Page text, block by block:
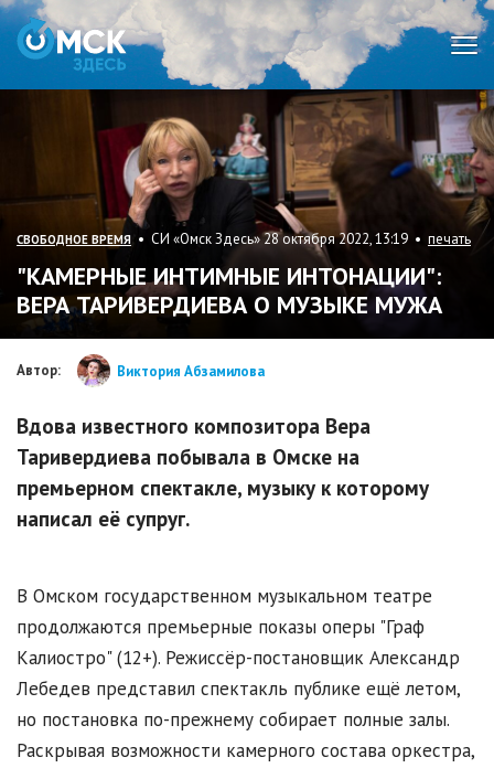
СВОБОДНОЕ ВРЕМЯ • СИ «Омск Здесь» 28 октября 2022, 13:19 • печать
"КАМЕРНЫЕ ИНТИМНЫЕ ИНТОНАЦИИ":
ВЕРА ТАРИВЕРДИЕВА О МУЗЫКЕ МУЖА
Автор: Виктория Абзамилова
Вдова известного композитора Вера
Таривердиева побывала в Омске на
премьерном спектакле, музыку к которому
написал её супруг.
В Омском государственном музыкальном театре
продолжаются премьерные показы оперы "Граф
Калиостро" (12+). Режиссёр-постановщик Александр
Лебедев представил спектакль публике ещё летом,
но постановка по-прежнему собирает полные залы.
Раскрывая возможности камерного состава оркестра,